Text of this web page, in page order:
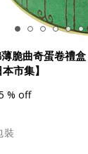
脆曲奇蛋卷禮
市集】
% off
裝